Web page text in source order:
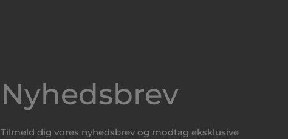
Nyhedsbrev
Tilmeld dig vores nyhedsbrev og modtag eksklusive